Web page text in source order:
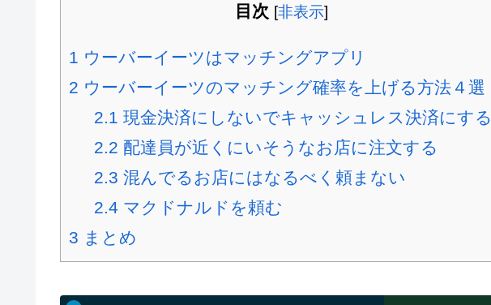
目次 [非表示]
1 ウーバーイーツはマッチングアプリ
2 ウーバーイーツのマッチング確率を上げる方法４選
2.1 現金決済にしないでキャッシュレス決済にする
2.2 配達員が近くにいそうなお店に注文する
2.3 混んでるお店にはなるべく頼まない
2.4 マクドナルドを頼む
3 まとめ